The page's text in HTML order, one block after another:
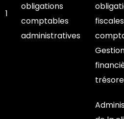
1
obligations
comptables
administratives